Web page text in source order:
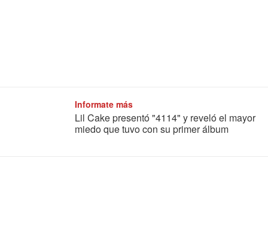
Informate más
Lil Cake presentó "4114" y reveló el mayor
miedo que tuvo con su primer álbum